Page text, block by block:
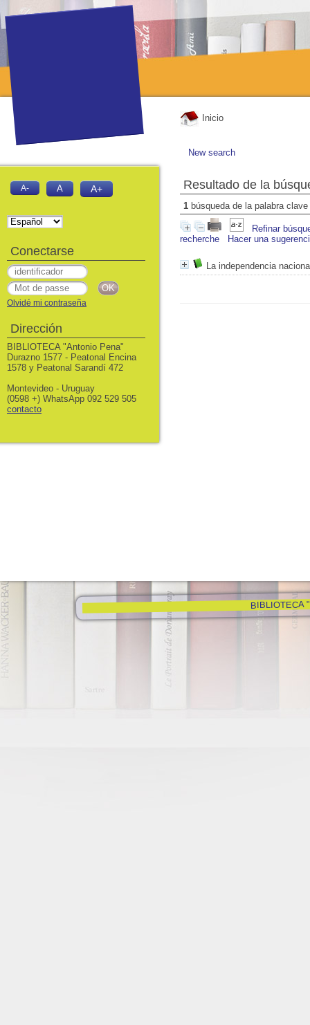
Inicio
New search
Resultado de la
1 búsqueda de la palabra clave
Refinar
recherche
Hacer una
La independencia
BIBLIOTECA
A- A A+
Conectarse
Olvidé mi contraseña
Dirección
BIBLIOTECA "Antonio Pena"
Durazno 1577 - Peatonal Encina
1578 y Peatonal Sarandí 472
Montevideo - Uruguay
(0598 +) WhatsApp 092 529 505
contacto